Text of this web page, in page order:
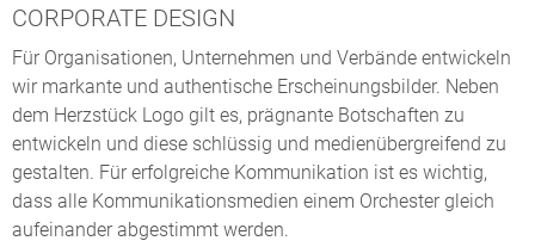
CORPORATE DESIGN
Für Organisationen, Unternehmen und Verbände entwickeln
wir markante und authentische Erscheinungsbilder. Neben
dem Herzstück Logo gilt es, prägnante Botschaften zu
entwickeln und diese schlüssig und medienübergreifend zu
gestalten. Für erfolgreiche Kommunikation ist es wichtig,
dass alle Kommunikationsmedien einem Orchester gleich
aufeinander abgestimmt werden.